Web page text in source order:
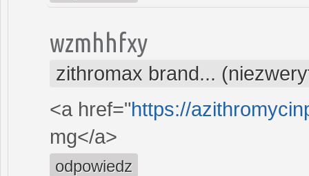
wzmhhfxy
zithromax brand...
<a href="https://
mg</a>
odpowiedz